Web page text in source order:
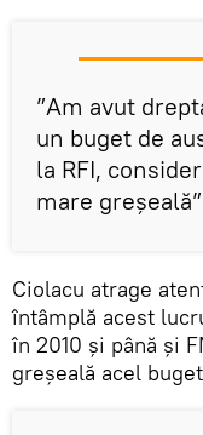
”Am avut
un buget de
la RFI,
mare
Ciolacu atrage
întâmplă acest
în 2010 și până și
greșeală acel